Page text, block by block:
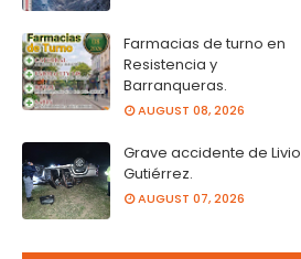
Farmacias de turno en
Resistencia y
Barranqueras.
AUGUST 08, 2026
Grave accidente de Livio
Gutiérrez.
AUGUST 07, 2026